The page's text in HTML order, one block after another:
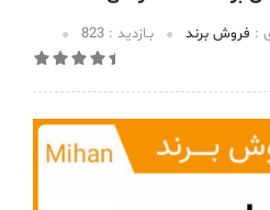
: فروش برند بـازدید : 823